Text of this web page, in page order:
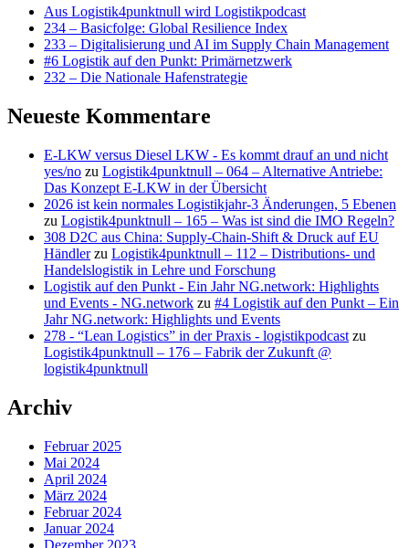
Aus Logistik4punktnull wird Logistikpodcast
234 – Basicfolge: Global Resilience Index
233 – Digitalisierung und AI im Supply Chain Management
#6 Logistik auf den Punkt: Primärnetzwerk
232 – Die Nationale Hafenstrategie
Neueste Kommentare
E-LKW versus Diesel LKW - Es kommt drauf an und nicht
yes/no zu Logistik4punktnull – 064 – Alternative Antriebe:
Das Konzept E-LKW in der Übersicht
2026 ist kein normales Logistikjahr-3 Änderungen, 5 Ebenen
zu Logistik4punktnull – 165 – Was ist sind die IMO Regeln?
308 D2C aus China: Supply-Chain-Shift & Druck auf EU
Händlerzu Logistik4punktnull – 112 – Distributions- und
Handelslogistik in Lehre und Forschung
Logistik auf den Punkt - Ein Jahr NG.network: Highlights
und Events - NG.network zu #4 Logistik auf den Punkt – Ein
Jahr NG.network: Highlights und Events
278 - “Lean Logistics” in der Praxis - logistikpodcast zu
Logistik4punktnull – 176 – Fabrik der Zukunft @
logistik4punktnull
Archiv
Februar 2025
Mai 2024
April 2024
März 2024
Februar 2024
Januar 2024
Dezember 2023